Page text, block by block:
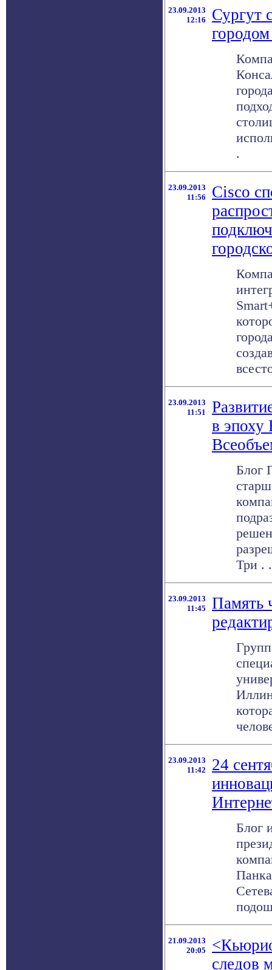
23.09.2013
12:16
Сургут
городом
.
23.09.2013
11:56
Cisco
23.09.2013
11:51
в эпоху
Блог
Три .
23.09.2013
11:45
Память
23.09.2013
11:42
24
Блог
21.09.2013
20:05
следов